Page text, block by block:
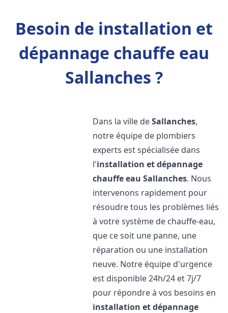
Besoin de installation et
dépannage chauffe eau
Sallanches ?
Dans la ville deSallanches,
notre équipe de plombiers
experts est spécialisée dans
l'installation et dépannage
chauffe eau Sallanches. Nous
intervenons rapidement pour
résoudre tous les problèmes liés
à votre système de chauffe-eau,
que ce soit une panne, une
réparation ou une installation
neuve. Notre équipe d'urgence
est disponible 24h/24 et 7j/7
pour répondre à vos besoins en
installation et dépannage